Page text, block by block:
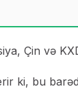
Çin və
ki, bu